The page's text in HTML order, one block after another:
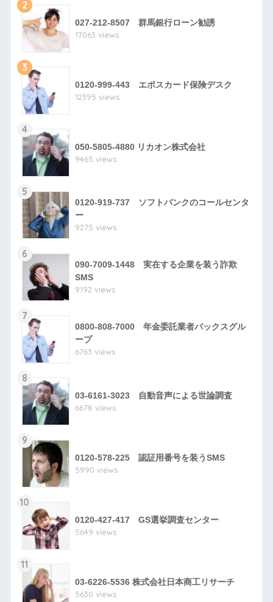
2
027-212-8507 群馬銀行ローン勧誘
17063 views
3
0120-999-443 エポスカード保険デスク
12395 views
4
050-5805-4880 リカオン株式会社
9465 views
5
0120-919-737 ソフトバンクのコールセンタ
ー
9275 views
6
090-7009-1448 実在する企業を装う詐欺
SMS
9192 views
7
0800-808-7000 年金委託業者バックスグル
ープ
6763 views
8
03-6161-3023 自動音声による世論調査
6678 views
9
0120-578-225 認証用番号を装うSMS
5990 views
10
0120-427-417 GS選挙調査センター
5649 views
11
03-6226-5536 株式会社日本商工リサーチ
5630 views